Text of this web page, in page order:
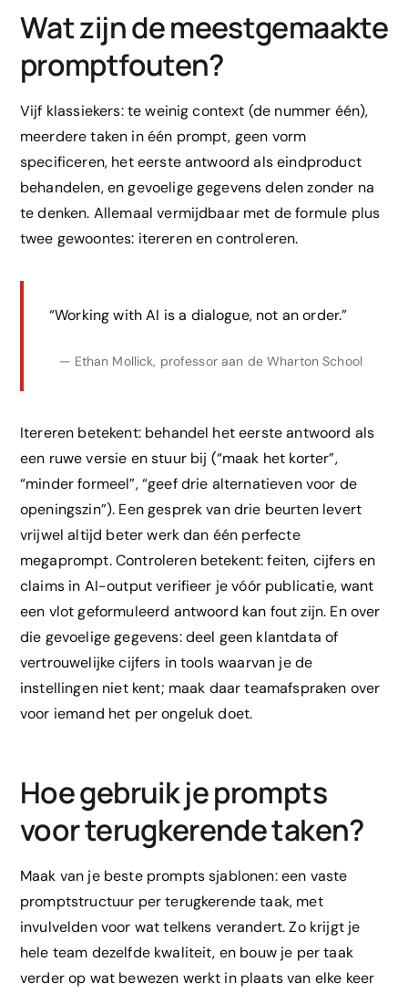
Wat zijn de meestgemaakte
promptfouten?
Vijf klassiekers: te weinig context (de nummer één),
meerdere taken in één prompt, geen vorm
specificeren, het eerste antwoord als eindproduct
behandelen, en gevoelige gegevens delen zonder na
te denken. Allemaal vermijdbaar met de formule plus
twee gewoontes: itereren en controleren.
“Working with AI is a dialogue, not an order.”
— Ethan Mollick, professor aan de Wharton School
Itereren betekent: behandel het eerste antwoord als
een ruwe versie en stuur bij (“maak het korter”,
“minder formeel”, “geef drie alternatieven voor de
openingszin”). Een gesprek van drie beurten levert
vrijwel altijd beter werk dan één perfecte
megaprompt. Controleren betekent: feiten, cijfers en
claims in AI-output verifieer je vóór publicatie, want
een vlot geformuleerd antwoord kan fout zijn. En over
die gevoelige gegevens: deel geen klantdata of
vertrouwelijke cijfers in tools waarvan je de
instellingen niet kent; maak daar teamafspraken over
voor iemand het per ongeluk doet.
Hoe gebruik je prompts
voor terugkerende taken?
Maak van je beste prompts sjablonen: een vaste
promptstructuur per terugkerende taak, met
invulvelden voor wat telkens verandert. Zo krijgt je
hele team dezelfde kwaliteit, en bouw je per taak
verder op wat bewezen werkt in plaats van elke keer